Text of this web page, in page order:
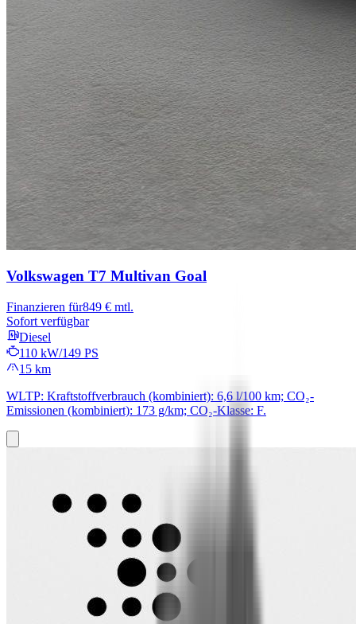
Volkswagen T7 Multivan Goal
Finanzieren für849 € mtl.
Sofort verfügbar
Diesel
110 kW/149 PS
15 km
WLTP: Kraftstoffverbrauch (kombiniert): 6,6 l/100 km; CO₂-
Emissionen (kombiniert): 173 g/km; CO₂-Klasse: F.